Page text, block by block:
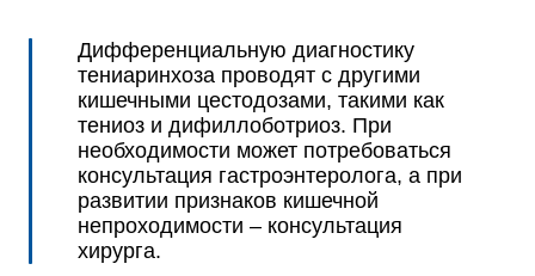
Дифференциальную диагностику
тениаринхоза проводят с другими
кишечными цестодозами, такими как
тениоз и дифиллоботриоз. При
необходимости может потребоваться
консультация гастроэнтеролога, а при
развитии признаков кишечной
непроходимости – консультация
хирурга.